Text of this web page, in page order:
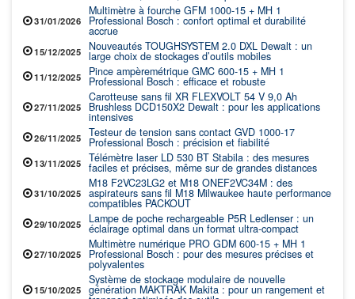
31/01/2026
Multimètre à fourche GFM 1000-15 + MH 1
Professional Bosch : confort optimal et durabilité
accrue
15/12/2025 Nouveautés TOUGHSYSTEM 2.0 DXL Dewalt : un
large choix de stockages d’outils mobiles
11/12/2025 Pince ampèremétrique GMC 600-15 + MH 1
Professional Bosch : efficace et robuste
27/11/2025
Carotteuse sans fil XR FLEXVOLT 54 V 9,0 Ah
Brushless DCD150X2 Dewalt : pour les applications
intensives
26/11/2025 Testeur de tension sans contact GVD 1000-17
Professional Bosch : précision et fiabilité
13/11/2025 Télémètre laser LD 530 BT Stabila : des mesures
faciles et précises, même sur de grandes distances
31/10/2025
M18 F2VC23LG2 et M18 ONEF2VC34M : des
aspirateurs sans fil M18 Milwaukee haute performance
compatibles PACKOUT
29/10/2025 Lampe de poche rechargeable P5R Ledlenser : un
éclairage optimal dans un format ultra-compact
27/10/2025
Multimètre numérique PRO GDM 600-15 + MH 1
Professional Bosch : pour des mesures précises et
polyvalentes
15/10/2025
Système de stockage modulaire de nouvelle
génération MAKTRAK Makita : pour un rangement et